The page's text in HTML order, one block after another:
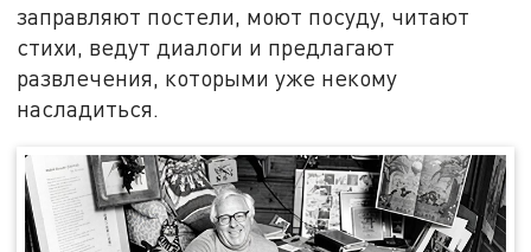
заправляют постели, моют посуду, читают
стихи, ведут диалоги и предлагают
развлечения, которыми уже некому
насладиться.